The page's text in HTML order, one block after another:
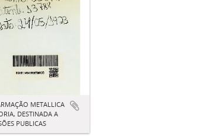
METALLICA
DESTINADA A
PUBLICAS